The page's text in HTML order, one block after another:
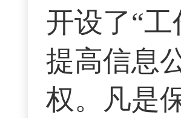
开设了“
提高信息
权。凡是